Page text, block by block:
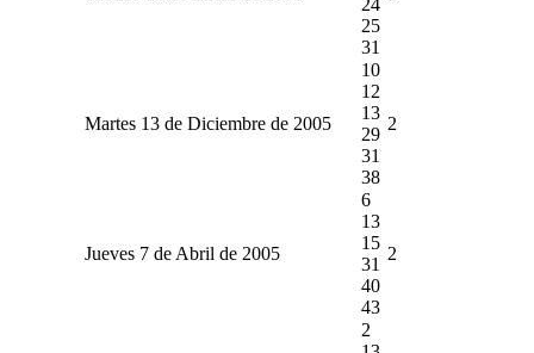
25
31
Martes 13 de Diciembre de 2005
10
12
13
29
31
38
2
Jueves 7 de Abril de 2005
6
13
15
31
40
43
2
2